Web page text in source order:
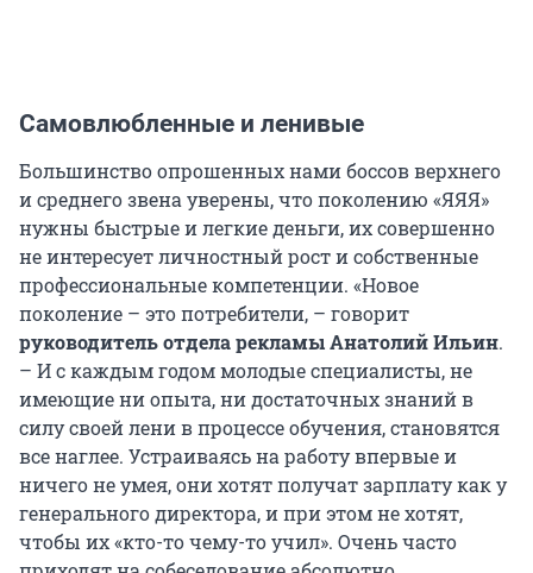
Самовлюбленные и ленивые
Большинство опрошенных нами боссов верхнего
и среднего звена уверены, что поколению «ЯЯЯ»
нужны быстрые и легкие деньги, их совершенно
не интересует личностный рост и собственные
профессиональные компетенции. «Новое
поколение – это потребители, – говорит
руководитель отдела рекламы Анатолий Ильин.
– И с каждым годом молодые специалисты, не
имеющие ни опыта, ни достаточных знаний в
силу своей лени в процессе обучения, становятся
все наглее. Устраиваясь на работу впервые и
ничего не умея, они хотят получат зарплату как у
генерального директора, и при этом не хотят,
чтобы их «кто-то чему-то учил». Очень часто